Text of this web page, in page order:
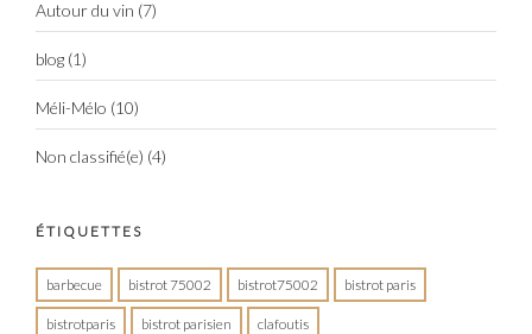
Autour du vin (7)
blog (1)
Méli-Mélo (10)
Non classifié(e) (4)
ÉTIQUETTES
barbecue bistrot 75002 bistrot75002 bistrot paris
bistrotparis bistrot parisien clafoutis